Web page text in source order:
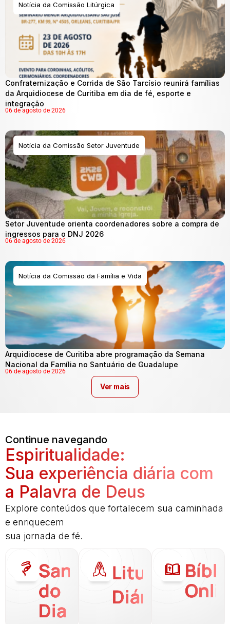
Notícia da Comissão Litúrgica
Confraternização e Corrida de São Tarcísio reunirá famílias
da Arquidiocese de Curitiba em dia de fé, esporte e
integração
06 de agosto de 2026
Notícia da Comissão Setor Juventude
Setor Juventude orienta coordenadores sobre a compra de
ingressos para o DNJ 2026
06 de agosto de 2026
Notícia da Comissão da Família e Vida
Arquidiocese de Curitiba abre programação da Semana
Nacional da Família no Santuário de Guadalupe
06 de agosto de 2026
Ver mais
Continue navegando
Espiritualidade:
Sua experiência diária com
a Palavra de Deus
Explore conteúdos que fortalecem sua caminhada
e enriquecem
sua jornada de fé.
Santo
do
Dia
Liturgia
Diária